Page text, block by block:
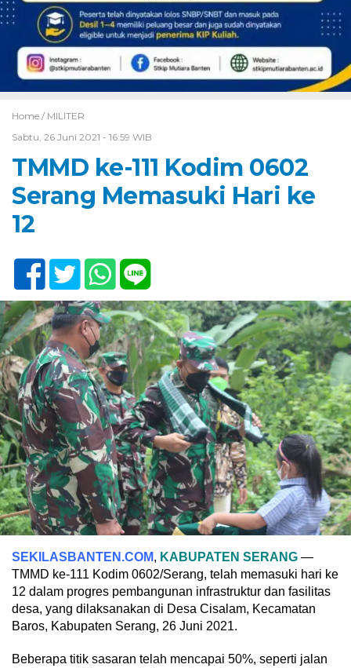
Home / MILITER
Sabtu, 26 Juni 2021 - 16:59 WIB
TMMD ke-111 Kodim 0602
Serang Memasuki Hari ke
12
SEKILASBANTEN.COM, KABUPATEN SERANG —
TMMD ke-111 Kodim 0602/Serang, telah memasuki hari ke
12 dalam progres pembangunan infrastruktur dan fasilitas
desa, yang dilaksanakan di Desa Cisalam, Kecamatan
Baros, Kabupaten Serang, 26 Juni 2021.
Beberapa titik sasaran telah mencapai 50%, seperti jalan